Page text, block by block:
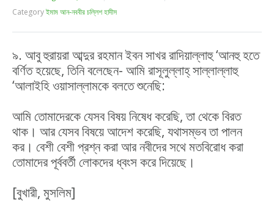
Categoryইমাম আন-নববীর চল্লিশ হাদীস
৯. আবু হুরায়রা আব্দুর রহমান ইবন সাখর রাদিয়াল্লাহু ‘আনহু হতে
বর্ণিত হয়েছে, তিনি বলেছেন- আমি রাসূলুল্লাহ্ সাল্লাল্লাহু
‘আলাইহি ওয়াসাল্লামকে বলতে শুনেছি:
আমি তোমাদেরকে যেসব বিষয় নিষেধ করেছি, তা থেকে বিরত
থাক। আর যেসব বিষয়ে আদেশ করেছি, যথাসম্ভব তা পালন
কর। বেশী বেশী প্রশ্ন করা আর নবীদের সথে মতবিরোধ করা
তোমাদের পূর্ববর্তী লোকদের ধ্বংস করে দিয়েছে।
[বুখারী, মুসলিম]